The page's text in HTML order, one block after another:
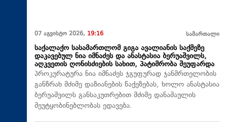
07 აგვისტო 2026, 19:16 სამართალი
საქალაქო სასამართლომ გიგა ავალიანის საქმეზე
დაკავებულ ნია იმნაძეს და ანასტასია ბერუაშვილს,
აღკვეთის ღონისძიების სახით, პატიმრობა შეუფარდა
პროკურატურა ნია იმნაძეს ჯგუფურად ჯანმრთელობის
განზრახ მძიმე დაზიანების წაქეზებას, ხოლო ანასტასია
ბერუაშვილს განსაკუთრებით მძიმე დანაშაულის
შეუტყობინებლობას ედავება.